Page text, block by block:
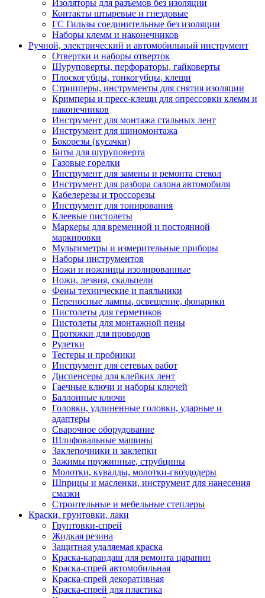
Изоляторы для разъемов без изоляции
Контакты штыревые и гнездовые
ГС Гильзы соединительные без изоляции
Наборы клемм и наконечников
Ручной, электрический и автомобильный инструмент
Отвертки и наборы отверток
Шуруповерты, перфораторы, гайковерты
Плоскогубцы, тонкогубцы, клещи
Стрипперы, инструменты для снятия изоляции
Кримперы и пресс-клещи для опрессовки клемм и
наконечников
Инструмент для монтажа стальных лент
Инструмент для шиномонтажа
Бокорезы (кусачки)
Биты для шуруповерта
Газовые горелки
Инструмент для замены и ремонта стекол
Инструмент для разбора салона автомобиля
Кабелерезы и троссорезы
Инструмент для тонирования
Клеевые пистолеты
Маркеры для временной и постоянной
маркировки
Мультиметры и измерительные приборы
Наборы инструментов
Ножи и ножницы изолированные
Ножи, лезвия, скальпели
Фены технические и паяльники
Переносные лампы, освещение, фонарики
Пистолеты для герметиков
Пистолеты для монтажной пены
Протяжки для проводов
Рулетки
Тестеры и пробники
Инструмент для сетевых работ
Диспенсеры для клейких лент
Гаечные ключи и наборы ключей
Баллонные ключи
Головки, удлиненные головки, ударные и
адаптеры
Сварочное оборудование
Шлифовальные машины
Заклепочники и заклепки
Зажимы пружинные, струбцины
Молотки, кувалды, молотки-гвоздодеры
Шприцы и масленки, инструмент для нанесения
смазки
Строительные и мебельные степлеры
Краски, грунтовки, лаки
Грунтовки-спрей
Жидкая резина
Защитная удаляемая краска
Краска-карандаш для ремонта царапин
Краска-спрей автомобильная
Краска-спрей декоративная
Краска-спрей для пластика